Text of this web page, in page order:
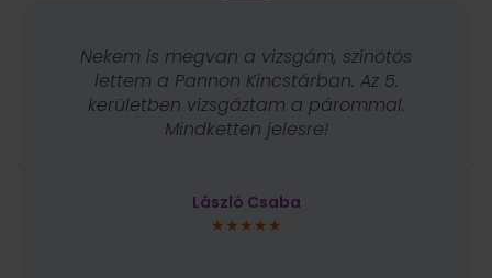
Nekem is megvan a vizsgám, színötös
lettem a Pannon Kincstárban. Az 5.
kerületben vizsgáztam a párommal.
Mindketten jelesre!
László Csaba
★★★★★